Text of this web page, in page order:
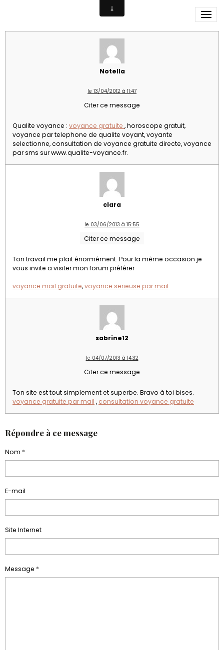
Notella
le 13/04/2012 à 11:47
Citer ce message
Qualite voyance : voyance gratuite , horoscope gratuit,
voyance par telephone de qualite voyant, voyante
selectionne, consultation de voyance gratuite directe, voyance
par sms sur www.qualite-voyance.fr.
clara
le 03/06/2013 à 15:55
Citer ce message
Ton travail me plait énormément. Pour la même occasion je
vous invite a visiter mon forum préférer
voyance mail gratuite,voyance serieuse par mail
sabrine12
le 04/07/2013 à 14:32
Citer ce message
Ton site est tout simplement et superbe. Bravo à toi bises.
voyance gratuite par mail , consultation voyance gratuite
Répondre à ce message
Nom
E-mail
Site Internet
Message